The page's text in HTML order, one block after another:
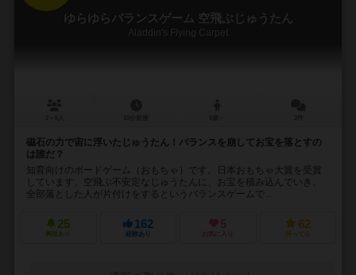
ゆらゆらバランスゲーム 空飛ぶじゅうたん
Aladdin's Flying Carpet
磁石の力で宙に浮いたじゅうたん！バランスを崩してお宝を落とすの
は誰だ？
知育向けのボードゲーム（おもちゃ）です。日本おもちゃ大賞を受賞
しています。空飛ぶ不安定なじゅうたんに、お宝を積み込んでいき、
全部落とした人が片付けをするというバランスゲームで...
25
興味あり
162
経験あり
5
お気に入り
62
持ってる